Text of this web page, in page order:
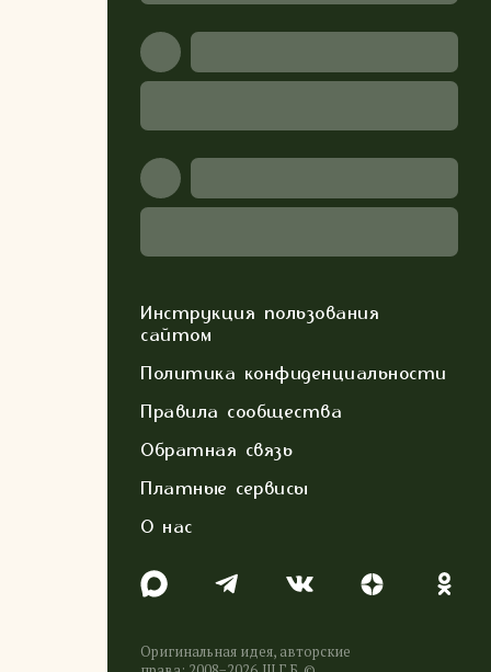
Инструкция пользования
сайтом
Политика конфиденциальности
Правила сообщества
Обратная связь
Платные сервисы
О нас
Оригинальная идея, авторские